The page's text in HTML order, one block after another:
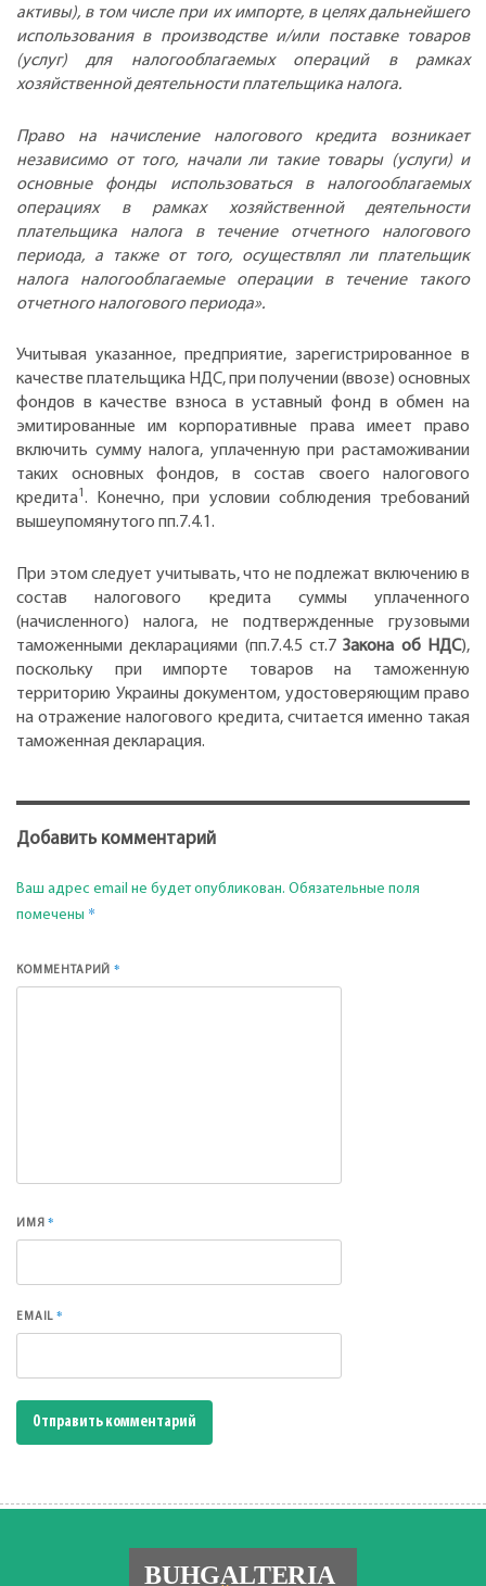
активы), в том числе при их импорте, в целях дальнейшего
использования в производстве и/или поставке товаров
(услуг) для налогооблагаемых операций в рамках
хозяйственной деятельности плательщика налога.
Право на начисление налогового кредита возникает
независимо от того, начали ли такие товары (услуги) и
основные фонды использоваться в налогооблагаемых
операциях в рамках хозяйственной деятельности
плательщика налога в течение отчетного налогового
периода, а также от того, осуществлял ли плательщик
налога налогооблагаемые операции в течение такого
отчетного налогового периода».
Учитывая указанное, предприятие, зарегистрированное в
качестве плательщика НДС, при получении (ввозе) основных
фондов в качестве взноса в уставный фонд в обмен на
эмитированные им корпоративные права имеет право
включить сумму налога, уплаченную при растаможивании
таких основных фондов, в состав своего налогового
кредита1 . Конечно, при условии соблюдения требований
вышеупомянутого пп.7.4.1.
При этом следует учитывать, что не подлежат включению в
состав налогового кредита суммы уплаченного
(начисленного) налога, не подтвержденные грузовыми
таможенными декларациями (пп.7.4.5 ст.7Закона об НДС),
поскольку при импорте товаров на таможенную
территорию Украины документом, удостоверяющим право
на отражение налогового кредита, считается именно такая
таможенная декларация.
Добавить комментарий
Ваш адрес email не будет опубликован. Обязательные поля
помечены *
КОММЕНТАРИЙ*
ИМЯ*
EMAIL*